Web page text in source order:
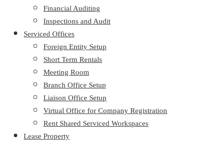
Financial Auditing
Inspections and Audit
Serviced Offices
Foreign Entity Setup
Short Term Rentals
Meeting Room
Branch Office Setup
Liaison Office Setup
Virtual Office for Company Registration
Rent Shared Serviced Workspaces
Lease Property